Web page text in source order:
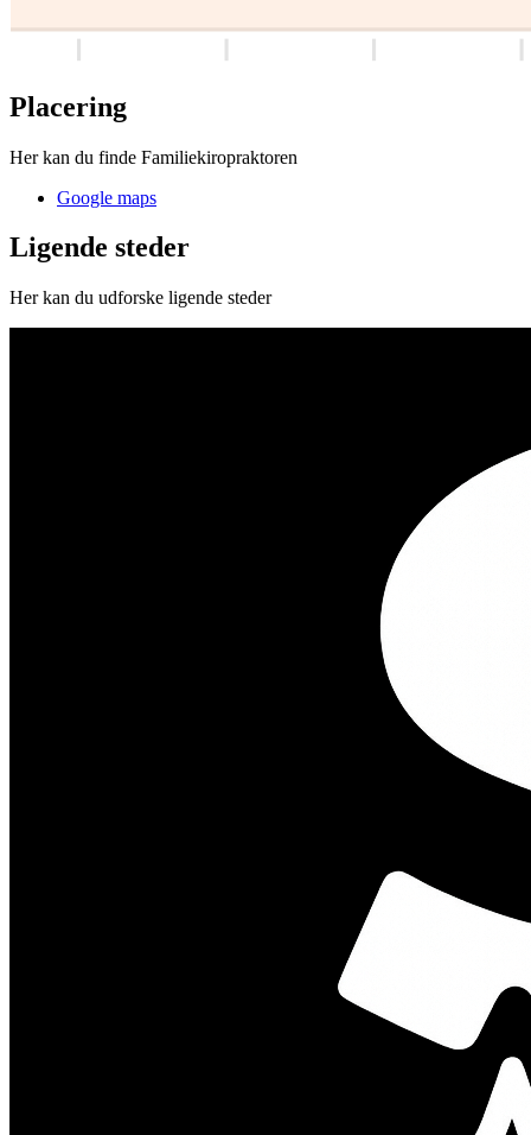
Placering
Her kan du finde Familiekiropraktoren
Google maps
Ligende steder
Her kan du udforske ligende steder